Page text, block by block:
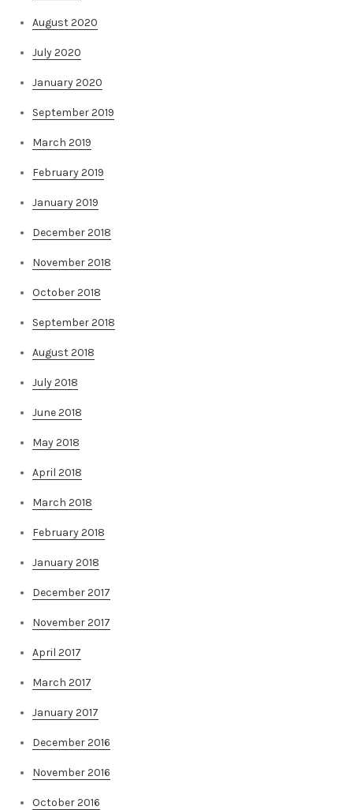
August 2020
July 2020
January 2020
September 2019
March 2019
February 2019
January 2019
December 2018
November 2018
October 2018
September 2018
August 2018
July 2018
June 2018
May 2018
April 2018
March 2018
February 2018
January 2018
December 2017
November 2017
April 2017
March 2017
January 2017
December 2016
November 2016
October 2016